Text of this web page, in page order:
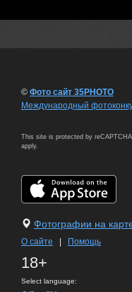
© Фото сайт 35PHOTO
Международный
This site is protected by
apply.
Фотографии на
О сайте | Помощь
18+
Select language: